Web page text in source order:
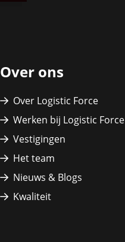
Over ons
Over Logistic Force
Werken bij Logistic Force
Vestigingen
Het team
Nieuws & Blogs
Kwaliteit